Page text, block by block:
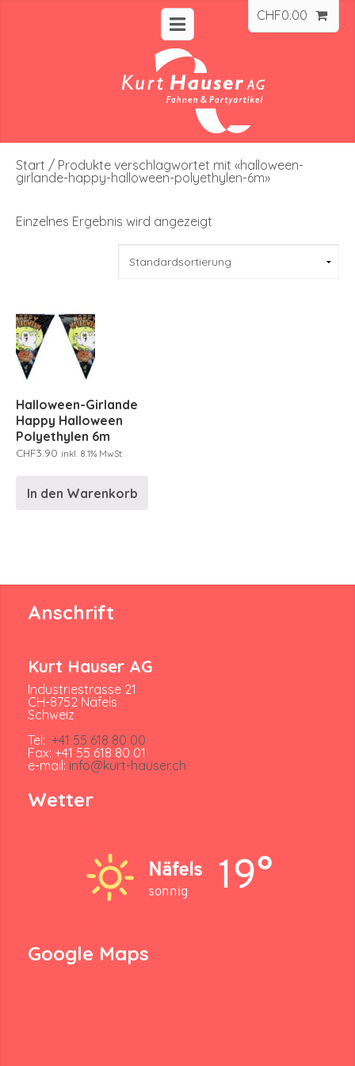
CHF0.00
Start / Produkte verschlagwortet mit «halloween-
girlande-happy-halloween-polyethylen-6m»
Einzelnes Ergebnis wird angezeigt
Halloween-Girlande
Happy Halloween
Polyethylen 6m
CHF3.90 inkl. 8.1% MwSt.
In den Warenkorb
Anschrift
Kurt Hauser AG
Industriestrasse 21
CH-8752 Näfels
Schweiz
Tel: +41 55 618 80 00
Fax: +41 55 618 80 01
e-mail: info@kurt-hauser.ch
Wetter
Näfels
sonnig 19°
Google Maps